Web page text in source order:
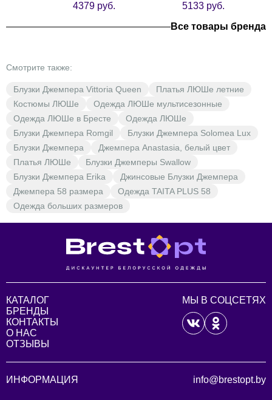
4379 руб.
5133 руб.
Все товары бренда
Смотрите также:
Блузки Джемпера Vittoria Queen
Платья ЛЮШе летние
Костюмы ЛЮШе
Одежда ЛЮШе мультисезонные
Одежда ЛЮШе в Бресте
Одежда ЛЮШе
Блузки Джемпера Romgil
Блузки Джемпера Solomea Lux
Блузки Джемпера
Джемпера Anastasia, белый цвет
Платья ЛЮШе
Блузки Джемперы Swallow
Блузки Джемпера Erika
Джинсовые Блузки Джемпера
Джемпера 58 размера
Одежда TAITA PLUS 58
Одежда больших размеров
КАТАЛОГ
БРЕНДЫ
КОНТАКТЫ
О НАС
ОТЗЫВЫ
МЫ В СОЦСЕТЯХ
ИНФОРМАЦИЯ info@brestopt.by